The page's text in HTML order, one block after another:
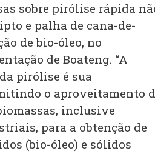
sobre pirólise rápida
e palha de cana-de-
de bio-óleo, no
de Boateng. “A
pirólise é sua
o aproveitamento
inclusive
para a obtenção de
(bio-óleo) e sólidos